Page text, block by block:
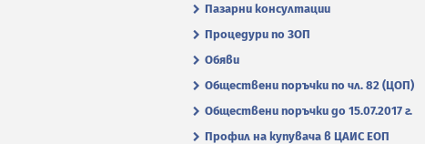
Пазарни консултации
Процедури по ЗОП
Обяви
Обществени поръчки по чл. 82 (ЦОП)
Обществени поръчки до 15.07.2017 г.
Профил на купувача в ЦАИС ЕОП